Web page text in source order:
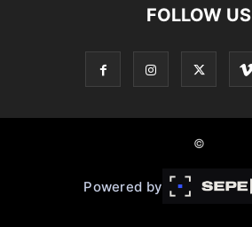
FOLLOW US
©
Powered by